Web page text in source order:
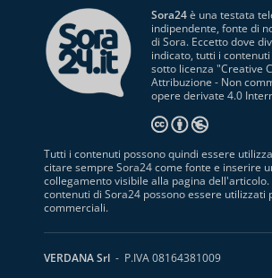
Sora24è una testata
indipendente, fonte di
di Sora. Eccetto dove
indicato, tutti i
sotto licenza "Creative
Attribuzione - Non
opere derivate 4.0
Tutti i contenuti possono quindi essere
citare sempre Sora24 come fonte e inserire
collegamento visibile alla pagina dell'articolo.
contenuti di Sora24 possono essere utilizzati
commerciali.
VERDANA Srl - P.IVA 08164381009